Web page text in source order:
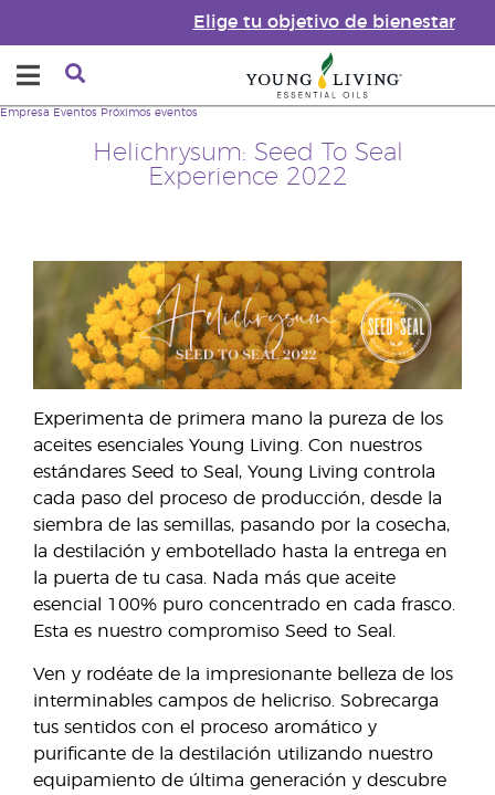
Elige tu objetivo de bienestar
Helichrysum: Seed To Seal
Experience 2022
Empresa Eventos Próximos eventos
Experimenta de primera mano la pureza de los
aceites esenciales Young Living. Con nuestros
estándares Seed to Seal, Young Living controla
cada paso del proceso de producción, desde la
siembra de las semillas, pasando por la cosecha,
la destilación y embotellado hasta la entrega en
la puerta de tu casa. Nada más que aceite
esencial 100% puro concentrado en cada frasco.
Esta es nuestro compromiso Seed to Seal.
Ven y rodéate de la impresionante belleza de los
interminables campos de helicriso. Sobrecarga
tus sentidos con el proceso aromático y
purificante de la destilación utilizando nuestro
equipamiento de última generación y descubre